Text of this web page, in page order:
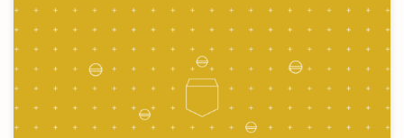
何をするにも自分の意思を文章にしなければならないなんて
愚かだと思うかもしれません。同人誌を描きたくな […]